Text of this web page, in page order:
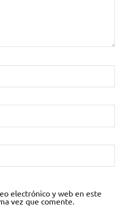
electrónico y web en este
vez que comente.